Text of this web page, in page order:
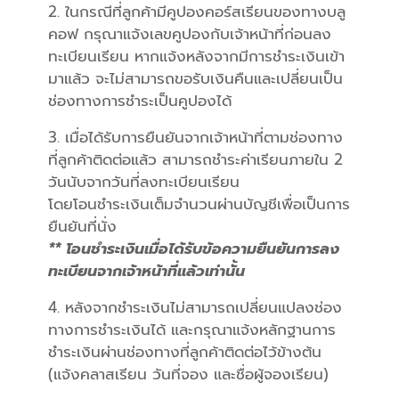
2. ในกรณีที่ลูกค้ามีคูปองคอร์สเรียนของทางบลู
คอฟ กรุณาแจ้งเลขคูปองกับเจ้าหน้าที่ก่อนลง
ทะเบียนเรียน หากแจ้งหลังจากมีการชำระเงินเข้า
มาแล้ว จะไม่สามารถขอรับเงินคืนและเปลี่ยนเป็น
ช่องทางการชำระเป็นคูปองได้
3. เมื่อได้รับการยืนยันจากเจ้าหน้าที่ตามช่องทาง
ที่ลูกค้าติดต่อแล้ว สามารถชำระค่าเรียนภายใน 2
วันนับจากวันที่ลงทะเบียนเรียน
โดยโอนชำระเงินเต็มจำนวนผ่านบัญชีเพื่อเป็นการ
ยืนยันที่นั่ง
** โอนชำระเงินเมื่อได้รับข้อความยืนยันการลง
ทะเบียนจากเจ้าหน้าที่แล้วเท่านั้น
4. หลังจากชำระเงินไม่สามารถเปลี่ยนแปลงช่อง
ทางการชำระเงินได้ และกรุณาแจ้งหลักฐานการ
ชำระเงินผ่านช่องทางที่ลูกค้าติดต่อไว้ข้างต้น
(แจ้งคลาสเรียน วันที่จอง และชื่อผู้จองเรียน)